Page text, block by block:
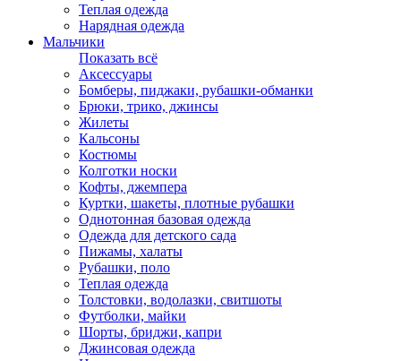
Теплая одежда
Нарядная одежда
Мальчики
Показать всё
Аксессуары
Бомберы, пиджаки, рубашки-обманки
Брюки, трико, джинсы
Жилеты
Кальсоны
Костюмы
Колготки носки
Кофты, джемпера
Куртки, шакеты, плотные рубашки
Однотонная базовая одежда
Одежда для детского сада
Пижамы, халаты
Рубашки, поло
Теплая одежда
Толстовки, водолазки, свитшоты
Футболки, майки
Шорты, бриджи, капри
Джинсовая одежда